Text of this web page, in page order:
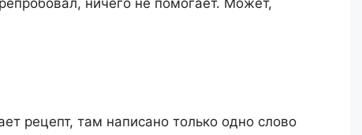
ничего не помогает. Может,
рецепт, там написано только одно слово